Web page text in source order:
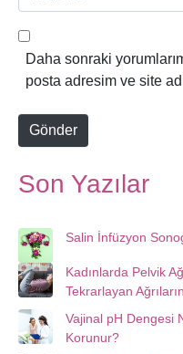
t
e
b
e
Daha sonraki
posta adresim ve site
Gönder
Son Yazılar
Salin İnfüzyon
Kadınlarda Pelvik
Tekrarlayan
Vajinal pH Dengesi
Korunur?